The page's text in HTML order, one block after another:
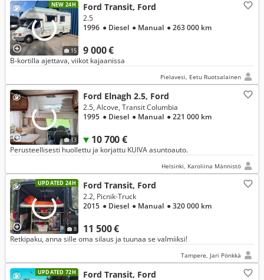
NEW 24H
15
Ford Transit, Ford
9 000 €
2.5
1996 ● Diesel ● Manual ● 263 000 km
B-kortilla ajettava, viikot kajaanissa
Pielavesi, Eetu Ruotsalainen
13
Ford Elnagh 2.5, Ford
10 700 €
2.5, Alcove, Transit Columbia
1995 ● Diesel ● Manual ● 221 000 km
Perusteellisesti huollettu ja korjattu KUIVA asuntoauto.
Helsinki, Karoliina Männistö
UPDATED 24H
8
Ford Transit, Ford
11 500 €
2.2, Picnik-Truck
2015 ● Diesel ● Manual ● 320 000 km
Retkipaku, anna sille oma silaus ja tuunaa se valmiiksi!
Tampere, Jari Pönkkä
UPDATED 72H Ford Transit, Ford